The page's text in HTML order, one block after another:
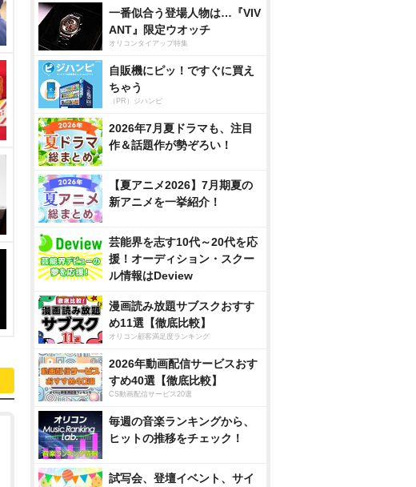
一番似合う登場人物は…『VIV
ANT』限定ウオッチ
オリコンタイアップ特集
自販機にピッ！ですぐに買え
ちゃう
（PR）ジハンピ
2026年7月夏ドラマも、注目
作＆話題作が勢ぞろい！
【夏アニメ2026】7月期夏の
新アニメを一挙紹介！
芸能界を志す10代～20代を応
援！オーディション・スクー
ル情報はDeview
漫画読み放題サブスクおすす
め11選【徹底比較】
オリコン顧客満足度ランキング
2026年動画配信サービスおす
すめ40選【徹底比較】
CS動画配信サービス20選
毎週の音楽ランキングから、
ヒットの推移をチェック！
試写会、登壇イベント、サイ